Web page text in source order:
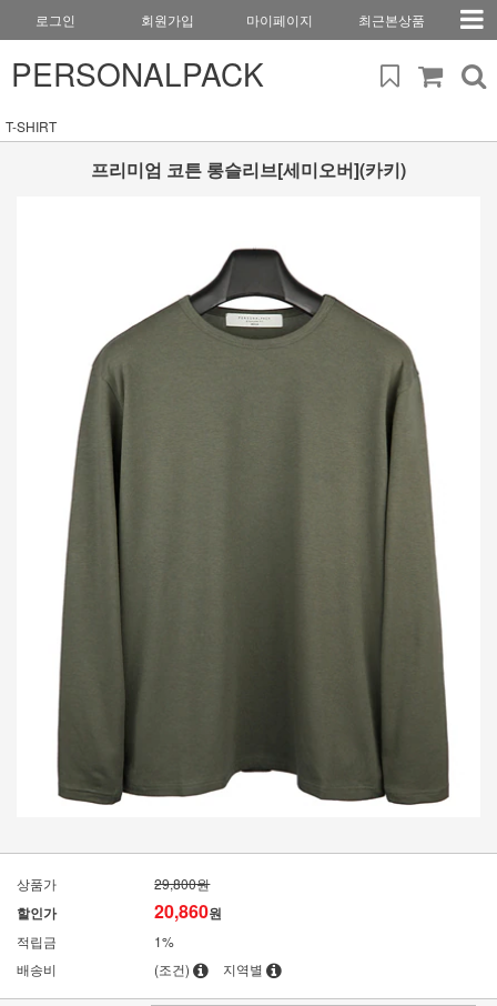
로그인 회원가입 마이페이지 최근본상품
PERSONALPACK
T-SHIRT
프리미엄 코튼 롱슬리브[세미오버](카키)
상품가 29,800원
할인가 20,860원
적립금
1%
배송비
(조건) 지역별